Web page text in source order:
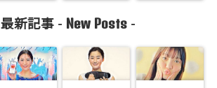
最新記事 - New Posts -